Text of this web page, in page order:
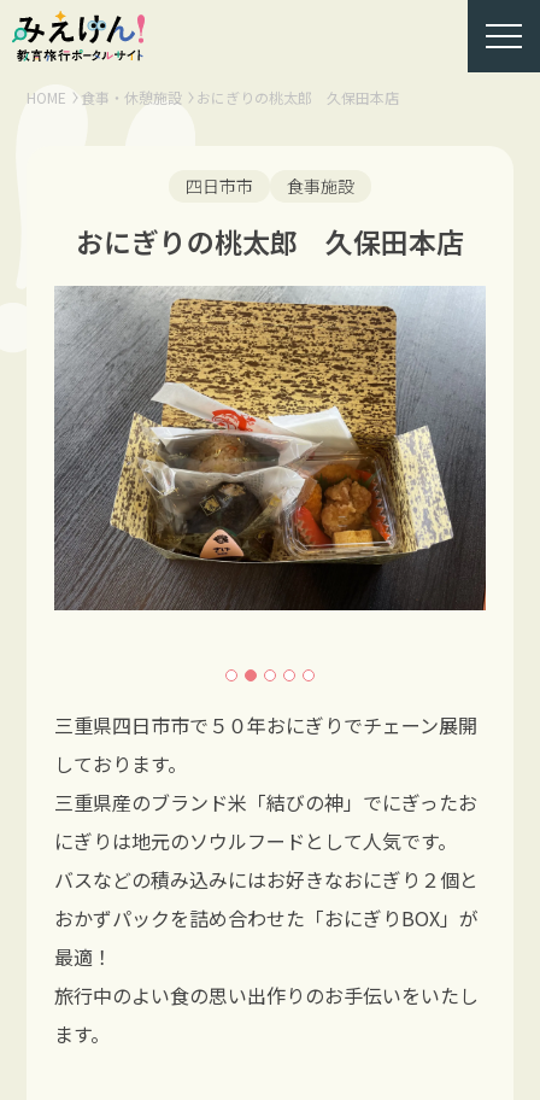
HOME 食事・休憩施設 おにぎりの桃太郎 久保田本店
四日市市 食事施設
おにぎりの桃太郎 久保田本店
三重県四日市市で５０年おにぎりでチェーン展開
しております。
三重県産のブランド米「結びの神」でにぎったお
にぎりは地元のソウルフードとして人気です。
バスなどの積み込みにはお好きなおにぎり２個と
おかずパックを詰め合わせた「おにぎりBOX」が
最適！
旅行中のよい食の思い出作りのお手伝いをいたし
ます。